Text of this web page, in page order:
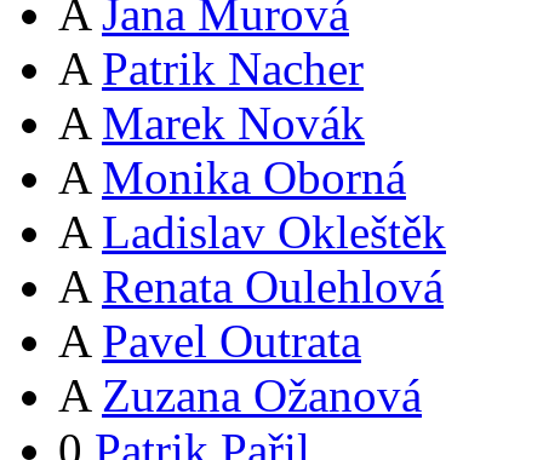
A Jana Murová
A Patrik Nacher
A Marek Novák
A Monika Oborná
A Ladislav Okleštěk
A Renata Oulehlová
A Pavel Outrata
A Zuzana Ožanová
0 Patrik Pařil